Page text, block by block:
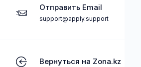
Отправить Email
support@apply.support
Вернуться на Zona.kz